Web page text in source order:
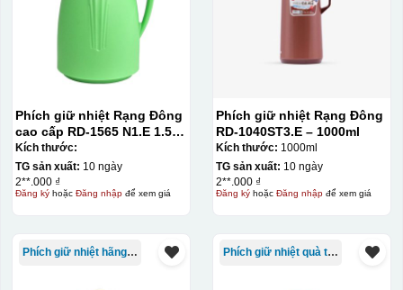
Phích giữ nhiệt Rạng Đông
cao cấp RD-1565 N1.E 1.5L
màu xanh lá
Kích thước:
TG sản xuất: 10 ngày
2**.000 ₫
Đăng kýhoặc Đăng nhậpđể xem giá
Phích giữ nhiệt Rạng Đông
RD-1040ST3.E – 1000ml
Kích thước: 1000ml
TG sản xuất: 10 ngày
2**.000 ₫
Đăng kýhoặc Đăng nhậpđể xem giá
Phích giữ nhiệt hãng Rạng Đông Phích giữ nhiệt quà tặng